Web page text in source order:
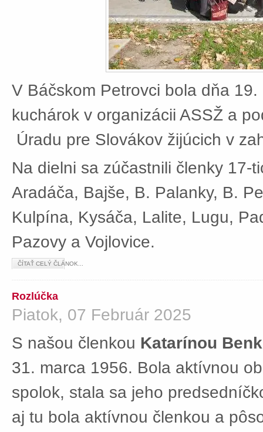
V Báčskom Petrovci bola dňa
kuchárok v organizácii ASSŽ a
Úradu pre Slovákov žijúcich v
Na dielni sa zúčastnili členky 17-
Aradáča, Bajše, B. Palanky, B.
Kulpína, Kysáča, Lalite, Lugu,
Pazovy a Vojlovice.
ČÍTAŤ CELÝ ČLÁNOK...
Rozlúčka
Piatok, 07 Február 2025
S našou členkou Katarínou
31. marca 1956. Bola aktívnou
spolok, stala sa jeho
aj tu bola aktívnou členkou a